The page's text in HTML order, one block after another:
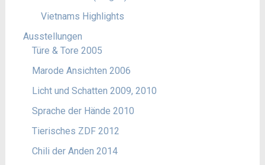
Vietnams Highlights
Ausstellungen
Türe & Tore 2005
Marode Ansichten 2006
Licht und Schatten 2009, 2010
Sprache der Hände 2010
Tierisches ZDF 2012
Chili der Anden 2014